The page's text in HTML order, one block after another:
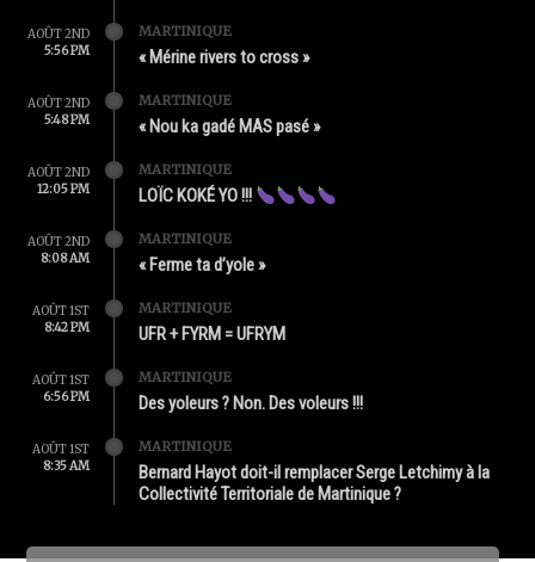
AOÛT 2ND
5:56 PM
MARTINIQUE
« Mérine rivers to cross »
AOÛT 2ND
5:48 PM
MARTINIQUE
« Nou ka gadé MAS pasé »
AOÛT 2ND
12:05 PM
MARTINIQUE
LOÏC KOKÉ YO !!!
AOÛT 2ND
8:08 AM
MARTINIQUE
« Ferme ta d’yole »
AOÛT 1ST
8:42 PM
MARTINIQUE
UFR + FYRM = UFRYM
AOÛT 1ST
6:56 PM
MARTINIQUE
Des yoleurs ? Non. Des voleurs !!!
AOÛT 1ST
8:35 AM
MARTINIQUE
Bernard Hayot doit-il remplacer Serge Letchimy à la
Collectivité Territoriale de Martinique ?